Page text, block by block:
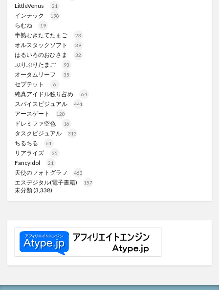
LittleVenus 21
インテック 198
らむね 19
半熟むきたてたまご 23
オルスタックソフト 39
はるいろのおひさま 32
ぷりぷりたまご 93
オータムリーフ 35
セプテット 6
純真アイドル独り占め 64
スパイスビジュアル 441
アースゲート 120
ドレミファ空色 16
タスクビジュアル 313
ちるちる 61
リアライズ 35
FancyIdol 21
天使のフォトグラフ 463
エスデジタル(電子書籍) 157
未分類(3,338)